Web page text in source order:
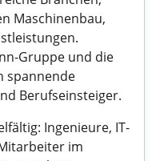
Maschinenbau,
Gruppe und die
spannende
Berufseinsteiger.
Ingenieure, IT-
im